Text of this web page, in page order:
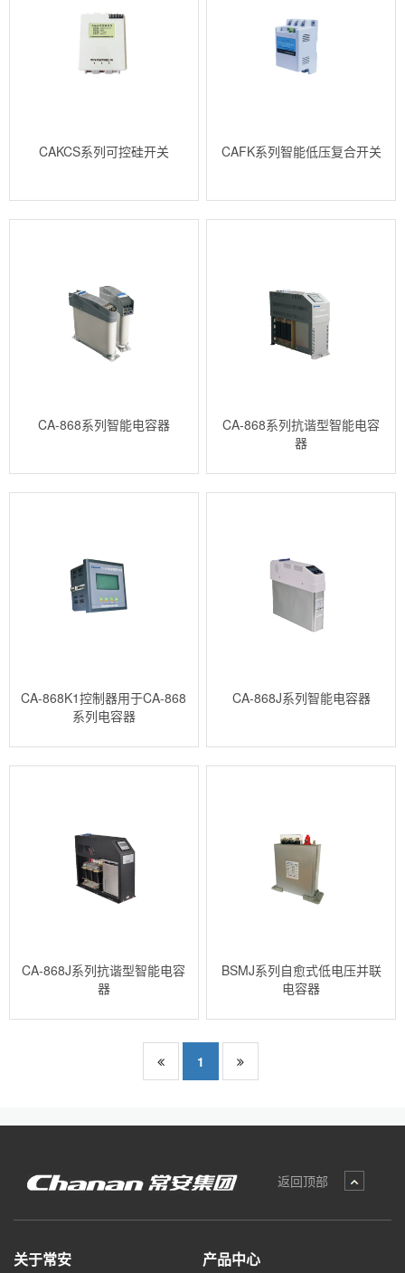
CAKCS系列可控硅开关 CAFK系列智能低压复合开关
CA-868系列智能电容器
CA-868系列抗谐型智能电容
器
CA-868K1控制器用于CA-868
系列电容器
CA-868J系列智能电容器
CA-868J系列抗谐型智能电容
器
BSMJ系列自愈式低电压并联
电容器
1
返回顶部
关于常安 产品中心